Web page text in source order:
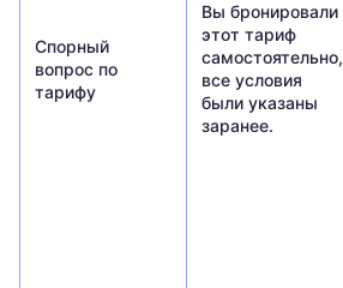
Спорный
вопрос по
тарифу
Вы бронировали
этот тариф
самостоятельно,
все условия
были указаны
заранее.